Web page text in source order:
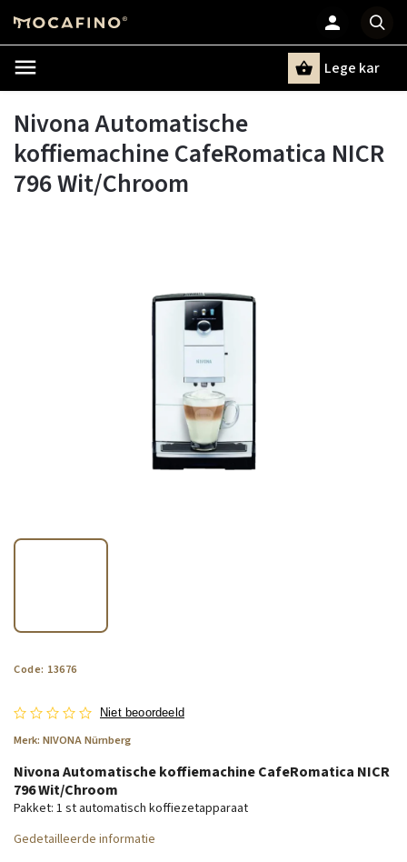
Lege kar
Nivona Automatische
koffiemachine CafeRomatica NICR
796 Wit/Chroom
Code: 13676
Niet beoordeeld
Merk: NIVONA Nürnberg
Nivona Automatische koffiemachine CafeRomatica NICR
796 Wit/Chroom
Pakket: 1 st automatisch koffiezetapparaat
Gedetailleerde informatie